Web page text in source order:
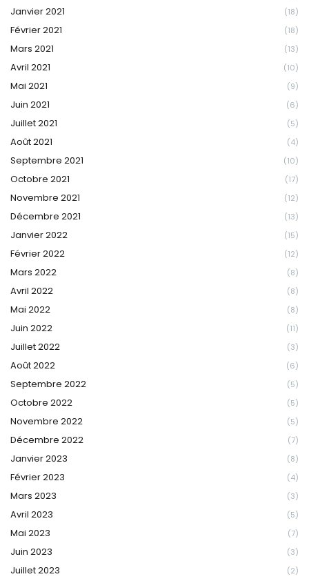
Janvier 2021 (18)
Février 2021 (18)
Mars 2021 (13)
Avril 2021 (10)
Mai 2021 (9)
Juin 2021 (6)
Juillet 2021 (5)
Août 2021 (4)
Septembre 2021 (10)
Octobre 2021 (17)
Novembre 2021 (12)
Décembre 2021 (13)
Janvier 2022 (15)
Février 2022 (12)
Mars 2022 (8)
Avril 2022 (8)
Mai 2022 (8)
Juin 2022 (11)
Juillet 2022 (3)
Août 2022 (6)
Septembre 2022 (5)
Octobre 2022 (5)
Novembre 2022 (5)
Décembre 2022 (7)
Janvier 2023 (8)
Février 2023 (4)
Mars 2023 (3)
Avril 2023 (5)
Mai 2023 (7)
Juin 2023 (3)
Juillet 2023 (2)